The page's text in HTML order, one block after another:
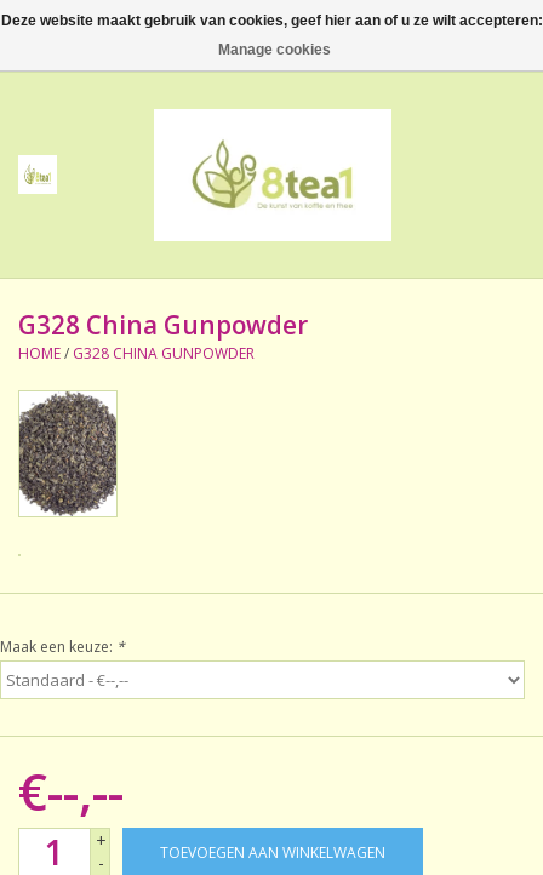
0 Artikelen - €--,--
Thee
Accessoires
NIEUW! Verpakte thee
BeppeDeli en 8tea1
Contact
Sale!
Laatste kans!
G328 China Gunpowder
HOME/ G328 CHINA GUNPOWDER
Maak een keuze: *
€--,--
+
-
TOEVOEGEN AAN WINKELWAGEN
Deze website maakt gebruik van cookies, geef hier aan of u ze wilt accepteren:
Manage cookies